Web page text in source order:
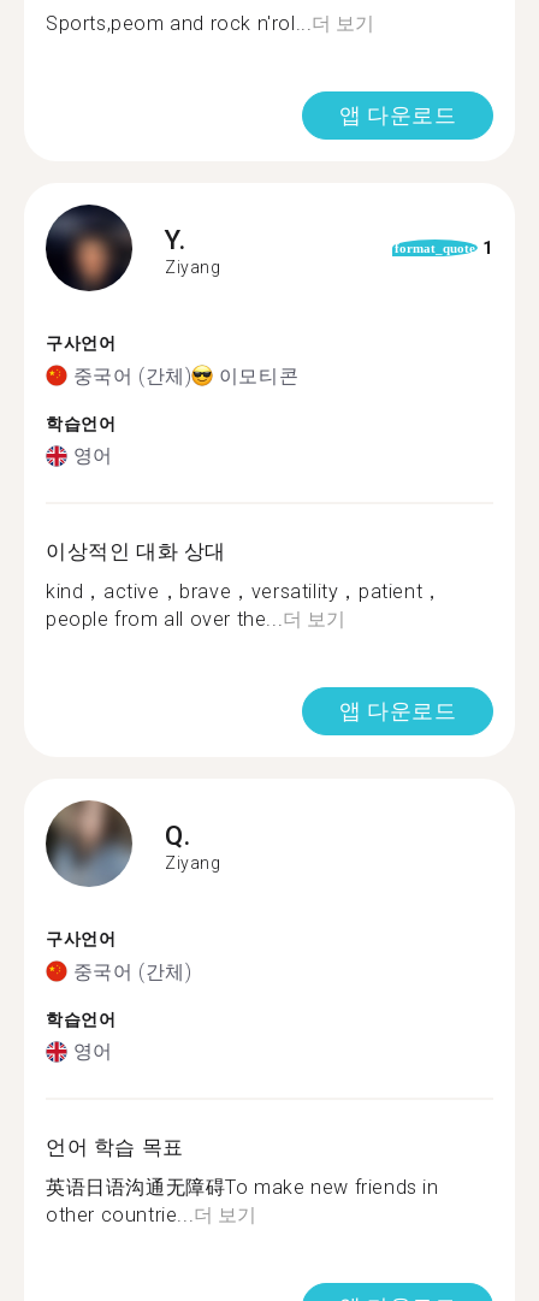
Sports,peom and rock n'rol...더 보기
앱 다운로드
Y.
Ziyang
format_quote 1
구사언어
중국어 (간체) 이모티콘
학습언어
영어
이상적인 대화 상대
kind，active，brave，versatility，patient，
people from all over the...더 보기
앱 다운로드
Q.
Ziyang
구사언어
중국어 (간체)
학습언어
영어
언어 학습 목표
英语日语沟通无障碍To make new friends in
other countrie...더 보기